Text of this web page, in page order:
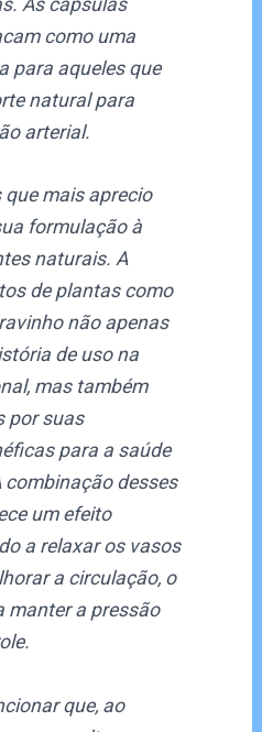
As cápsulas
como uma
para aqueles que
natural para
arterial.
que mais aprecio
formulação à
naturais. A
de plantas como
não apenas
de uso na
mas também
por suas
para a saúde
desses
um efeito
a relaxar os vasos
a circulação, o
manter a pressão
que, ao